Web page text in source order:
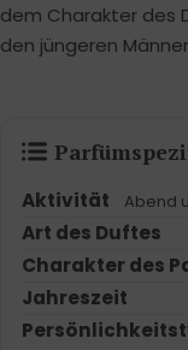
dem Charakter des
den jüngeren
Aktivität Abend
Art des Duftes
Charakter des
Jahreszeit